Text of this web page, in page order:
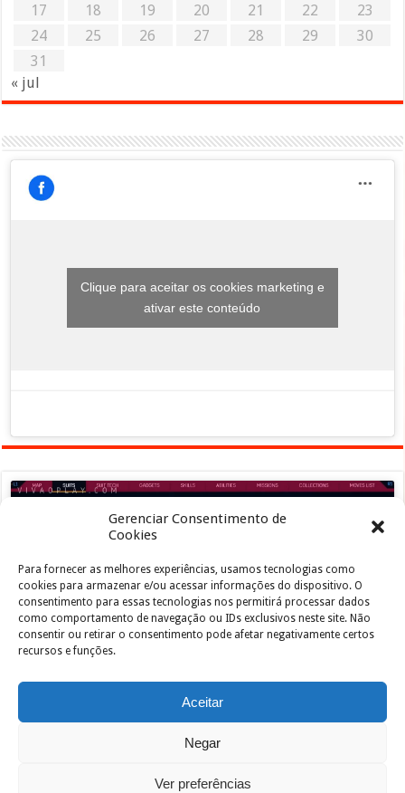
Gerenciar Consentimento de
Cookies
Para fornecer as melhores experiências, usamos tecnologias como
cookies para armazenar e/ou acessar informações do dispositivo. O
consentimento para essas tecnologias nos permitirá processar dados
como comportamento de navegação ou IDs exclusivos neste site. Não
consentir ou retirar o consentimento pode afetar negativamente certos
recursos e funções.
Aceitar
Negar
Ver preferências
17
18 19 20 21 22
23
24
25 26 27 28 29
30
31
« jul
Clique para aceitar os cookies marketing e
ativar este conteúdo
Clique para aceitar os cookies marketing e
ativar este conteúdo
João de Jesus Junior| Designed by